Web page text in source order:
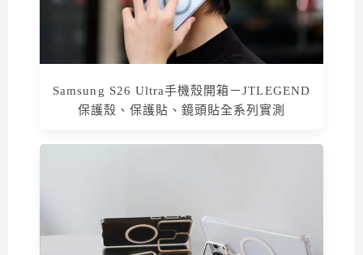
Samsung S26 Ultra手機殼開箱－JTLEGEND
保護殼、保護貼、鏡頭貼全系列實測